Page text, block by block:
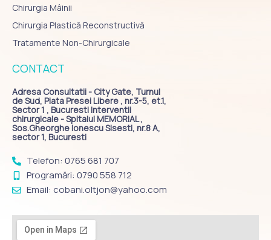
Chirurgia Mâinii
Chirurgia Plastică Reconstructivă
Tratamente Non-Chirurgicale
CONTACT
Adresa Consultatii - City Gate, Turnul
de Sud, Piata Presei Libere , nr.3-5, et.1,
Sector 1 , Bucuresti Interventii
chirurgicale - Spitalul MEMORIAL ,
Sos.Gheorghe Ionescu Sisesti, nr.8 A,
sector 1, Bucuresti
Telefon: 0765 681 707
Programări: 0790 558 712
Email: cobani.oltjon@yahoo.com